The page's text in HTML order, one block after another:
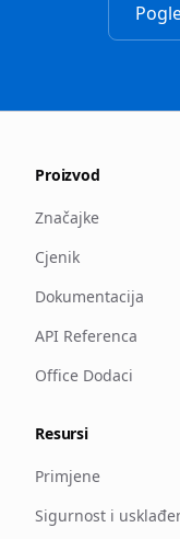
Proizvod
Značajke
Cjenik
Dokumentacija
API Referenca
Office Dodaci
Resursi
Primjene
Sigurnost i